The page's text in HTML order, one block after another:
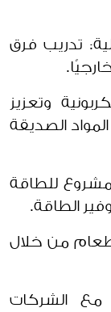
تدريب فرق
وتعزيز
الصديقة
للطاقة
الطاقة.
من خلال
مع الشركات